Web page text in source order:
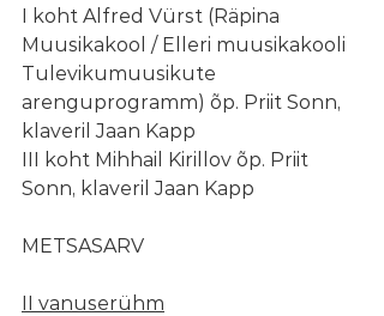
I koht Alfred Vürst (Räpina
Muusikakool / Elleri muusikakooli
Tulevikumuusikute
arenguprogramm) õp. Priit Sonn,
klaveril Jaan Kapp
III koht Mihhail Kirillov õp. Priit
Sonn, klaveril Jaan Kapp
METSASARV
II vanuserühm